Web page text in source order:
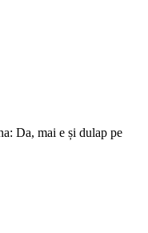
Da, mai e și dulap pe